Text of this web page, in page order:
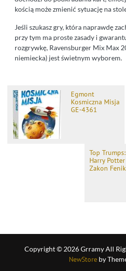
kością może zmienić sytuację na
Jeśli szukasz gry, która naprawdę
przy tym ma proste zasady i
rozgrywkę, Ravensburger Mix Max
niemiecka) jest świetnym wyborem.
Egmont
Kosmiczna Misja
GE-4361
Top Trumps:
Harry
Zakon
Copyright © 2026 Grramy All
NewStoreby